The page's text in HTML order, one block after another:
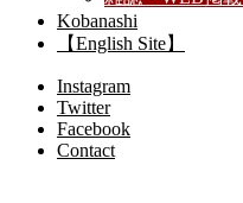
Kobanashi
【English Site】
Instagram
Twitter
Facebook
Contact